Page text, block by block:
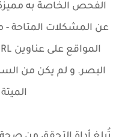
الفحص الخاصة به
عن المشكلات المتاحة
البصر. و لم يكن من